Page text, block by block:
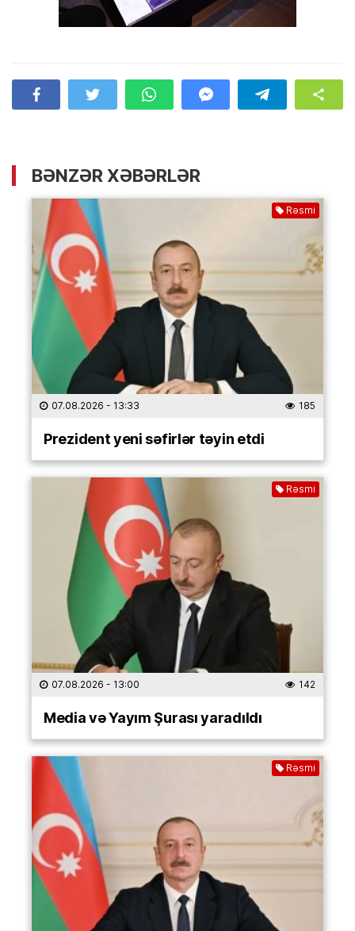
BƏNZƏR XƏBƏRLƏR
Rəsmi
07.08.2026 - 13:33 185
Prezident yeni səfirlər təyin etdi
Rəsmi
07.08.2026 - 13:00 142
Media və Yayım Şurası yaradıldı
Rəsmi